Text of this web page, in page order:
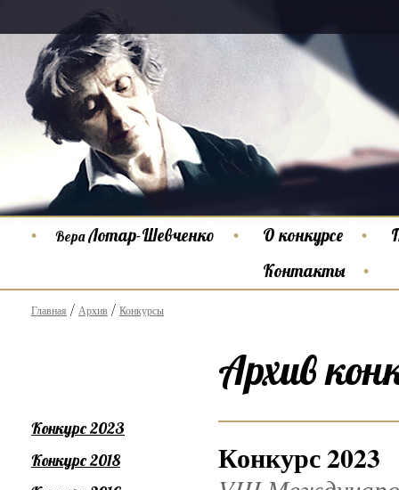
ВераЛотар-Шевченко О конкурсе
Контакты
Главная Архив Конкурсы
Архив
Конкурс 2023
Конкурс 2023
Конкурс 2018